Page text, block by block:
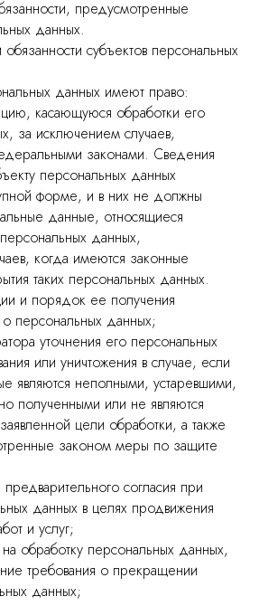
предусмотренные
данных.
субъектов персональных
данных имеют право:
касающуюся обработки его
за исключением случаев,
законами. Сведения
персональных данных
форме, и в них не должны
данные, относящиеся
данных,
когда имеются законные
таких персональных данных.
и порядок ее получения
персональных данных;
уточнения его персональных
или уничтожения в случае, если
являются неполными, устаревшими,
полученными или не являются
цели обработки, а также
законом меры по защите
согласия при
данных в целях продвижения
и услуг;
обработку персональных данных,
требования о прекращении
данных;